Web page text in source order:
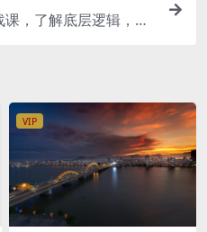
，了解底层逻辑，找
VIP